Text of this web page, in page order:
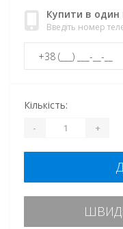
Купити в один
Введіть номер
Кількість:
- +